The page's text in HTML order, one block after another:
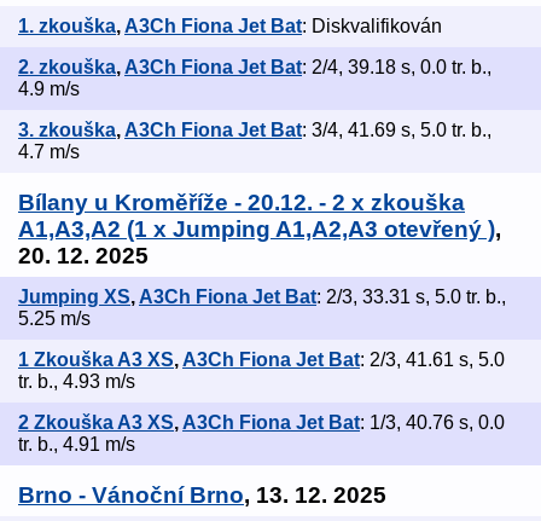
1. zkouška,A3Ch Fiona Jet Bat: Diskvalifikován
2. zkouška, A3Ch Fiona Jet Bat: 2/4, 39.18 s, 0.0 tr. b.,
4.9 m/s
3. zkouška,A3Ch Fiona Jet Bat: 3/4, 41.69 s, 5.0 tr. b.,
4.7 m/s
Bílany u Kroměříže - 20.12. - 2 x zkouška
A1,A3,A2 (1 x Jumping A1,A2,A3 otevřený ),
20. 12. 2025
Jumping XS, A3Ch Fiona Jet Bat: 2/3, 33.31 s, 5.0 tr. b.,
5.25 m/s
1 Zkouška A3 XS,A3Ch Fiona Jet Bat: 2/3, 41.61 s, 5.0
tr. b., 4.93 m/s
2 Zkouška A3 XS, A3Ch Fiona Jet Bat: 1/3, 40.76 s, 0.0
tr. b., 4.91 m/s
Brno - Vánoční Brno, 13. 12. 2025